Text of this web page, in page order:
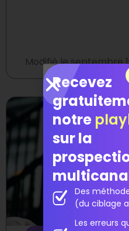
Modifié leseptembre
Recevez
notre
sur la
Des
(du ciblage
Les erreurs